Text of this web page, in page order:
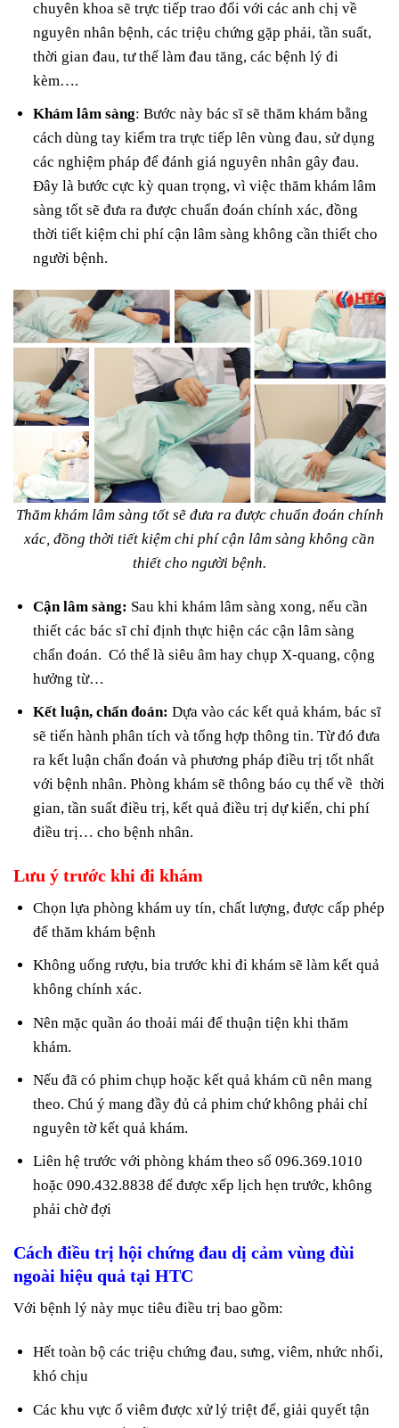
chuyên khoa sẽ trực tiếp trao đổi với các anh chị về
nguyên nhân bệnh, các triệu chứng gặp phải, tần suất,
thời gian đau, tư thế làm đau tăng, các bệnh lý đi
kèm….
Khám lâm sàng: Bước này bác sĩ sẽ thăm khám bằng
cách dùng tay kiểm tra trực tiếp lên vùng đau, sử dụng
các nghiệm pháp để đánh giá nguyên nhân gây đau.
Đây là bước cực kỳ quan trọng, vì việc thăm khám lâm
sàng tốt sẽ đưa ra được chuẩn đoán chính xác, đồng
thời tiết kiệm chi phí cận lâm sàng không cần thiết cho
người bệnh.
Thăm khám lâm sàng tốt sẽ đưa ra được chuẩn đoán chính
xác, đồng thời tiết kiệm chi phí cận lâm sàng không cần
thiết cho người bệnh.
Cận lâm sàng: Sau khi khám lâm sàng xong, nếu cần
thiết các bác sĩ chỉ định thực hiện các cận lâm sàng
chẩn đoán. Có thể là siêu âm hay chụp X-quang, cộng
hưởng từ…
Kết luận, chẩn đoán: Dựa vào các kết quả khám, bác sĩ
sẽ tiến hành phân tích và tổng hợp thông tin. Từ đó đưa
ra kết luận chẩn đoán và phương pháp điều trị tốt nhất
với bệnh nhân. Phòng khám sẽ thông báo cụ thể về thời
gian, tần suất điều trị, kết quả điều trị dự kiến, chi phí
điều trị… cho bệnh nhân.
Lưu ý trước khi đi khám
Chọn lựa phòng khám uy tín, chất lượng, được cấp phép
để thăm khám bệnh
Không uống rượu, bia trước khi đi khám sẽ làm kết quả
không chính xác.
Nên mặc quần áo thoải mái để thuận tiện khi thăm
khám.
Nếu đã có phim chụp hoặc kết quả khám cũ nên mang
theo. Chú ý mang đầy đủ cả phim chứ không phải chỉ
nguyên tờ kết quả khám.
Liên hệ trước với phòng khám theo số 096.369.1010
hoặc 090.432.8838 để được xếp lịch hẹn trước, không
phải chờ đợi
Cách điều trị hội chứng đau dị cảm vùng đùi
ngoài hiệu quả tại HTC
Với bệnh lý này mục tiêu điều trị bao gồm:
Hết toàn bộ các triệu chứng đau, sưng, viêm, nhức nhối,
khó chịu
Các khu vực ổ viêm được xử lý triệt để, giải quyết tận